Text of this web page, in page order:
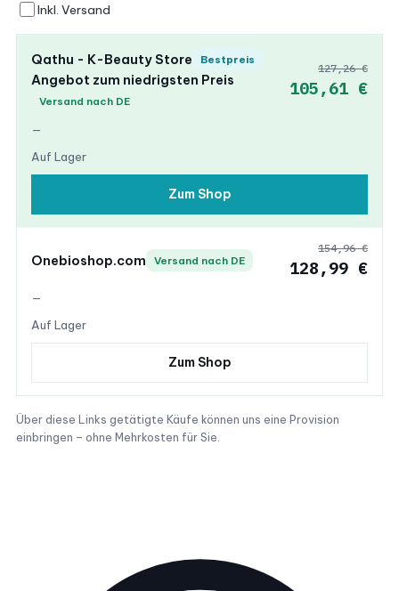
Inkl. Versand
Qathu - K-Beauty Store Bestpreis
Angebot zum niedrigsten Preis
Versand nach DE
—
Auf Lager
127,26 €
105,61 €
Zum Shop
Onebioshop.com Versand nach DE
—
Auf Lager
154,96 €
128,99 €
Zum Shop
Über diese Links getätigte Käufe können uns eine Provision
einbringen – ohne Mehrkosten für Sie.